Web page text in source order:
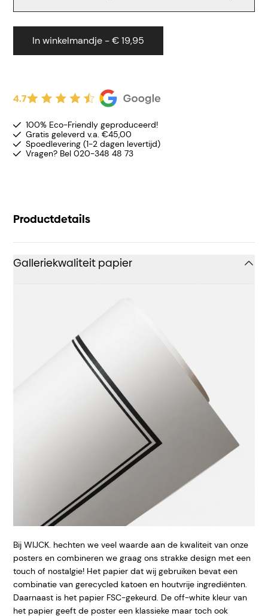
In winkelmandje - € 19,95
4.7
100% Eco-Friendly geproduceerd!
Gratis geleverd v.a. €45,00
Spoedlevering (1-2 dagen levertijd)
Vragen? Bel 020-348 48 73
Productdetails
Galleriekwaliteit papier
Bij WIJCK. hechten we veel waarde aan de kwaliteit van onze
posters en combineren we graag ons strakke design met een
touch of nostalgie! Het papier dat wij gebruiken bevat een
combinatie van gerecycled katoen en houtvrije ingrediënten.
Daarnaast is het papier FSC-gekeurd. De off-white kleur van
het papier geeft de poster een klassieke maar toch ook